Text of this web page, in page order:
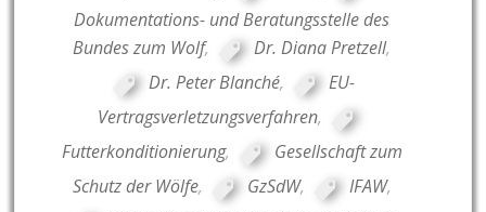
Dokumentations- und Beratungsstelle des
Bundes zum Wolf, Dr. Diana Pretzell,
Dr. Peter Blanché,
EU-
Vertragsverletzungsverfahren,
Futterkonditionierung,
Gesellschaft zum
Schutz der Wölfe, GzSdW, IFAW,